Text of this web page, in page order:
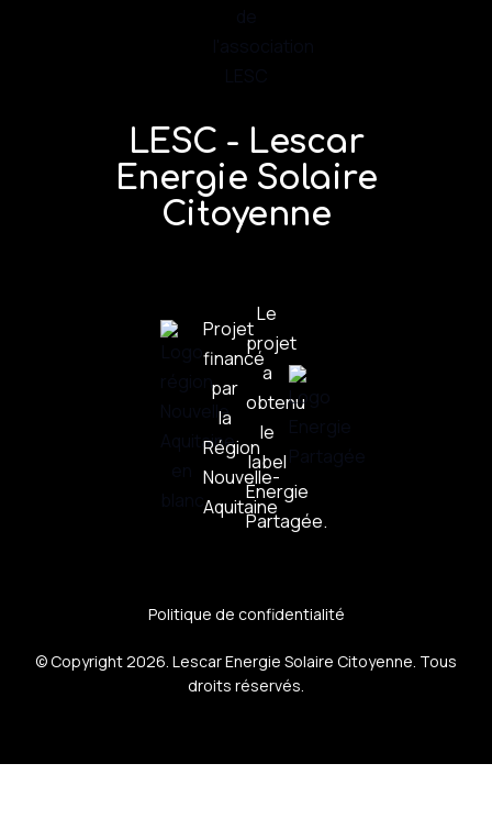
LESC - Lescar
Energie Solaire
Citoyenne
Projet
financé
par
la
Région
Nouvelle-
Aquitaine
Le
projet
a
obtenu
le
label
Énergie
Partagée.
Politique de confidentialité
© Copyright 2026. Lescar Energie Solaire Citoyenne. Tous
droits réservés.